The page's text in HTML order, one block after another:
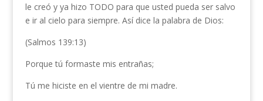
le creó y ya hizo TODO para que usted pueda ser salvo
e ir al cielo para siempre. Así dice la palabra de Dios:
(Salmos 139:13)
Porque tú formaste mis entrañas;
Tú me hiciste en el vientre de mi madre.